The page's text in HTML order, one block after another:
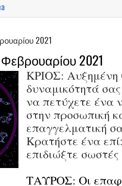
2021
2021
ΚΡΙΟΣ: Αυξημένη
δυναμικότητά
να πετύχετε ένα
στην προσωπική
επαγγελματική
Κρατήστε ένα
επιδιώξτε σωστές
ΤΑΥΡΟΣ: Οι